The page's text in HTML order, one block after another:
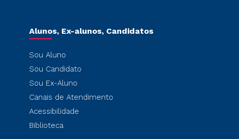
Alunos, Ex-alunos, Candidatos
Sou Aluno
Sou Candidato
Sou Ex-Aluno
Canais de Atendimento
Acessibilidade
Biblioteca